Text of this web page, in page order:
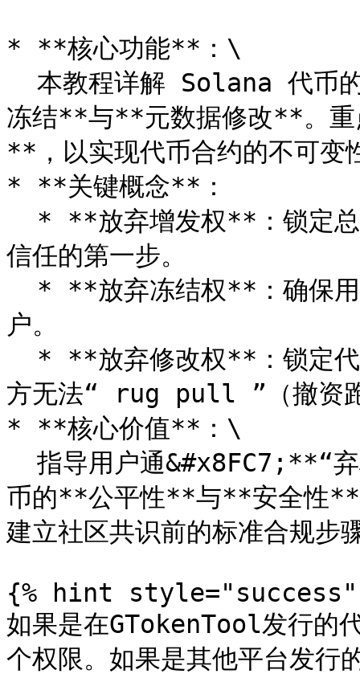
* **核心功能**：\
冻结**与**元数据修改**。重
**，以实现代币合约的不可变
* **关键概念**：
信任的第一步。
户。
方无法“ rug pull ”（撤资
* **核心价值**：\
币的**公平性**与**安全性
建立社区共识前的标准合规步
{% hint style="success"
如果是在GTokenTool发行的
个权限。如果是其他平台发行